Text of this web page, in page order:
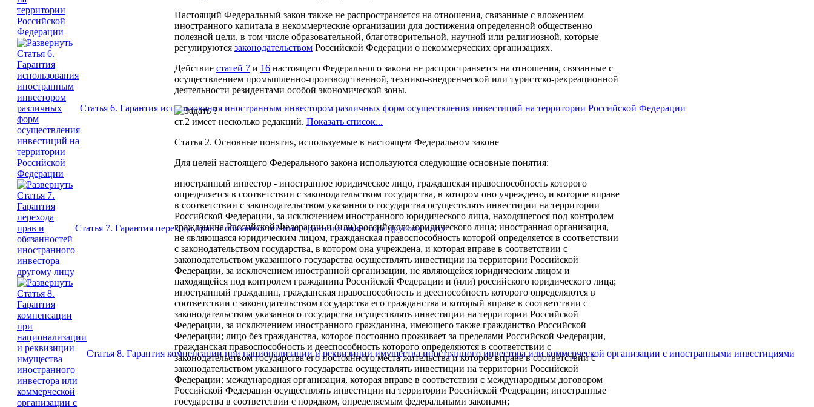
Статья 6. Гарантия использования иностранным инвестором различных форм осуществления инвестиций на территории Российской Федерации
Статья 7. Гарантия перехода прав и обязанностей иностранного инвестора другому лицу
Статья 8. Гарантия компенсации при национализации и реквизиции имущества иностранного инвестора или коммерческой организации с иностранными инвестициями
Настоящий Федеральный закон также не распространяется на отношения, связанные с вложением
иностранного капитала в некоммерческие организации для достижения определенной общественно
полезной цели, в том числе образовательной, благотворительной, научной или религиозной, которые
регулируются законодательством Российской Федерации о некоммерческих организациях.
Действие статей 7 и 16 настоящего Федерального закона не распространяется на отношения, связанные с
осуществлением промышленно-производственной, технико-внедренческой или туристско-рекреационной
деятельности резидентами особой экономической зоны.
ст.2 имеет несколько редакций. Показать список...
Статья 2. Основные понятия, используемые в настоящем Федеральном законе
Для целей настоящего Федерального закона используются следующие основные понятия:
иностранный инвестор - иностранное юридическое лицо, гражданская правоспособность которого
определяется в соответствии с законодательством государства, в котором оно учреждено, и которое вправе
в соответствии с законодательством указанного государства осуществлять инвестиции на территории
Российской Федерации, за исключением иностранного юридического лица, находящегося под контролем
гражданина Российской Федерации и (или) российского юридического лица; иностранная организация,
не являющаяся юридическим лицом, гражданская правоспособность которой определяется в соответствии
с законодательством государства, в котором она учреждена, и которая вправе в соответствии с
законодательством указанного государства осуществлять инвестиции на территории Российской
Федерации, за исключением иностранной организации, не являющейся юридическим лицом и
находящейся под контролем гражданина Российской Федерации и (или) российского юридического лица;
иностранный гражданин, гражданская правоспособность и дееспособность которого определяются в
соответствии с законодательством государства его гражданства и который вправе в соответствии с
законодательством указанного государства осуществлять инвестиции на территории Российской
Федерации, за исключением иностранного гражданина, имеющего также гражданство Российской
Федерации; лицо без гражданства, которое постоянно проживает за пределами Российской Федерации,
гражданская правоспособность и дееспособность которого определяются в соответствии с
законодательством государства его постоянного места жительства и которое вправе в соответствии с
законодательством указанного государства осуществлять инвестиции на территории Российской
Федерации; международная организация, которая вправе в соответствии с международным договором
Российской Федерации осуществлять инвестиции на территории Российской Федерации; иностранные
государства в соответствии с порядком, определяемым федеральными законами;